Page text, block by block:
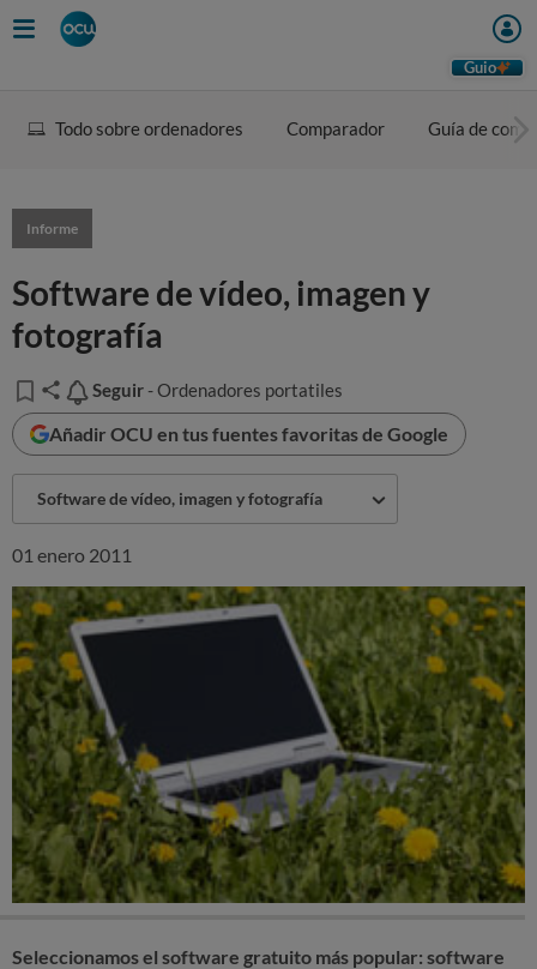
Guio
Todo sobre ordenadores Comparador Guía de
Informe
Software de vídeo, imagen y
fotografía
Seguir
Seguir - Ordenadores portatiles
Añadir OCU en tus fuentes favoritas de Google
Software de vídeo, imagen y fotografía
01 enero 2011
Seleccionamos el software gratuito más popular: software